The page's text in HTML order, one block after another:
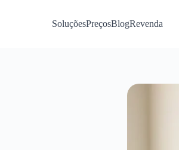
SoluçõesPreçosBlogRevenda